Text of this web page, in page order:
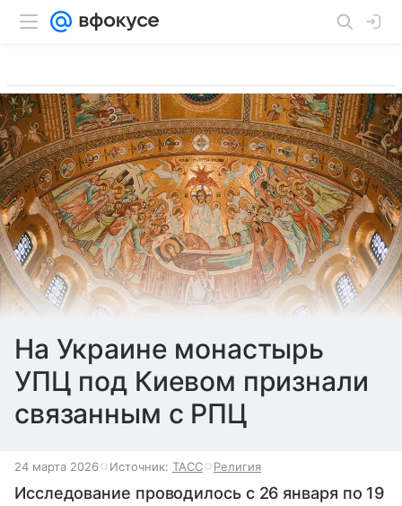
На Украине монастырь
УПЦ под Киевом признали
связанным с РПЦ
24 марта 2026 Источник: ТАСС Религия
Исследование проводилось с 26 января по 19